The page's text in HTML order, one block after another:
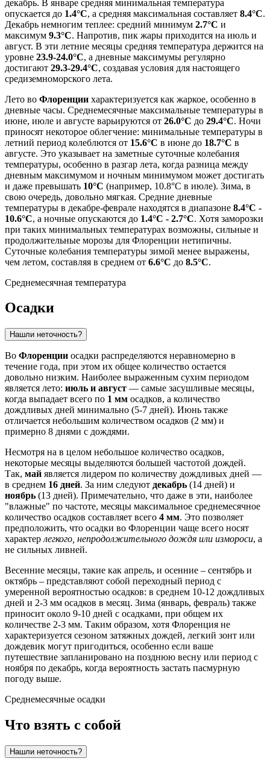
декабрь. В январе средняя минимальная температура
опускается до 1.4°C, а средняя максимальная составляет 8.4°C.
Декабрь немногим теплее: средний минимум 2.7°C и
максимум 9.3°C. Напротив, пик жары приходится на июль и
август. В эти летние месяцы средняя температура держится на
уровне 23.9-24.0°C, а дневные максимумы регулярно
достигают 29.3-29.4°C, создавая условия для настоящего
средиземноморского лета.
Лето во Флоренции характеризуется как жаркое, особенно в
дневные часы. Среднемесячные максимальные температуры в
июне, июле и августе варьируются от 26.0°C до 29.4°C. Ночи
приносят некоторое облегчение: минимальные температуры в
летний период колеблются от 15.6°C в июне до 18.7°C в
августе. Это указывает на заметные суточные колебания
температуры, особенно в разгар лета, когда разница между
дневным максимумом и ночным минимумом может достигать
и даже превышать 10°C (например, 10.8°C в июле). Зима, в
свою очередь, довольно мягкая. Средние дневные
температуры в декабре-феврале находятся в диапазоне 8.4°C -
10.6°C, а ночные опускаются до 1.4°C - 2.7°C. Хотя заморозки
при таких минимальных температурах возможны, сильные и
продолжительные морозы для Флоренции нетипичны.
Суточные колебания температуры зимой менее выражены,
чем летом, составляя в среднем от 6.6°C до 8.5°C.
Среднемесячная температура
Осадки
Нашли неточность?
Во Флоренции осадки распределяются неравномерно в
течение года, при этом их общее количество остается
довольно низким. Наиболее выраженным сухим периодом
является лето: июль и август — самые засушливые месяцы,
когда выпадает всего по 1 мм осадков, а количество
дождливых дней минимально (5-7 дней). Июнь также
отличается небольшим количеством осадков (2 мм) и
примерно 8 днями с дождями.
Несмотря на в целом небольшое количество осадков,
некоторые месяцы выделяются большей частотой дождей.
Так, май является лидером по количеству дождливых дней —
в среднем 16 дней. За ним следуют декабрь (14 дней) и
ноябрь (13 дней). Примечательно, что даже в эти, наиболее
"влажные" по частоте, месяцы максимальное среднемесячное
количество осадков составляет всего 4 мм. Это позволяет
предположить, что осадки во Флоренции чаще всего носят
характер легкого, непродолжительного дождя или измороси, а
не сильных ливней.
Весенние месяцы, такие как апрель, и осенние – сентябрь и
октябрь – представляют собой переходный период с
умеренной вероятностью осадков: в среднем 10-12 дождливых
дней и 2-3 мм осадков в месяц. Зима (январь, февраль) также
приносит около 9-10 дней с осадками, при общем их
количестве 2-3 мм. Таким образом, хотя Флоренция не
характеризуется сезоном затяжных дождей, легкий зонт или
дождевик могут пригодиться, особенно если ваше
путешествие запланировано на позднюю весну или период с
ноября по декабрь, когда вероятность застать пасмурную
погоду выше.
Среднемесячные осадки
Что взять с собой
Нашли неточность?